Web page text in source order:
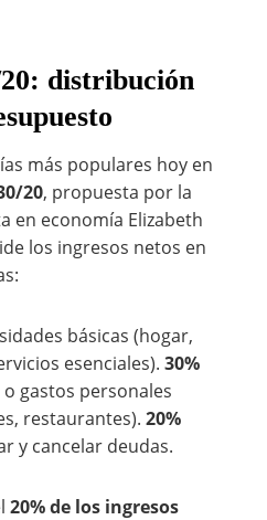
distribución
más populares hoy en
20, propuesta por la
en economía Elizabeth
los ingresos netos en
básicas (hogar,
esenciales). 30%
gastos personales
restaurantes). 20%
y cancelar deudas.
20% de los ingresos